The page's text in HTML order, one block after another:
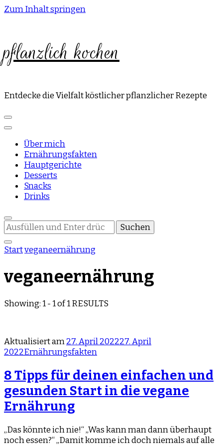
Zum Inhalt springen
pflanzlich kochen
Entdecke die Vielfalt köstlicher pflanzlicher Rezepte
Über mich
Ernährungsfakten
Hauptgerichte
Desserts
Snacks
Drinks
Suchst
du
nach
etwas?
Startveganeernährung
veganeernährung
Showing: 1 - 1 of 1 RESULTS
Aktualisiert am27. April 202227. April
2022Ernährungsfakten
8 Tipps für deinen einfachen und
gesunden Start in die vegane
Ernährung
„Das könnte ich nie!“ „Was kann man dann überhaupt
noch essen?“ „Damit komme ich doch niemals auf alle